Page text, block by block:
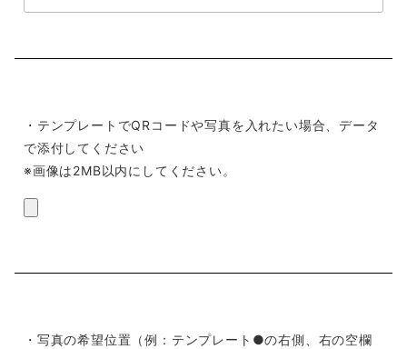
・テンプレートでQRコードや写真を入れたい場合、データ
で添付してください
※画像は2MB以内にしてください。
・写真の希望位置（例：テンプレート●の右側、右の空欄